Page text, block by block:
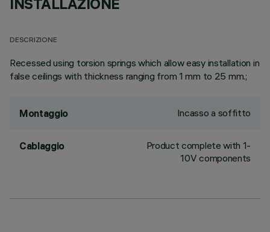
INSTALLAZIONE
DESCRIZIONE
Recessed using torsion springs which allow easy installation in
false ceilings with thickness ranging from 1 mm to 25 mm.;
Montaggio Incasso a soffitto
Cablaggio
Product complete with 1-
10V components